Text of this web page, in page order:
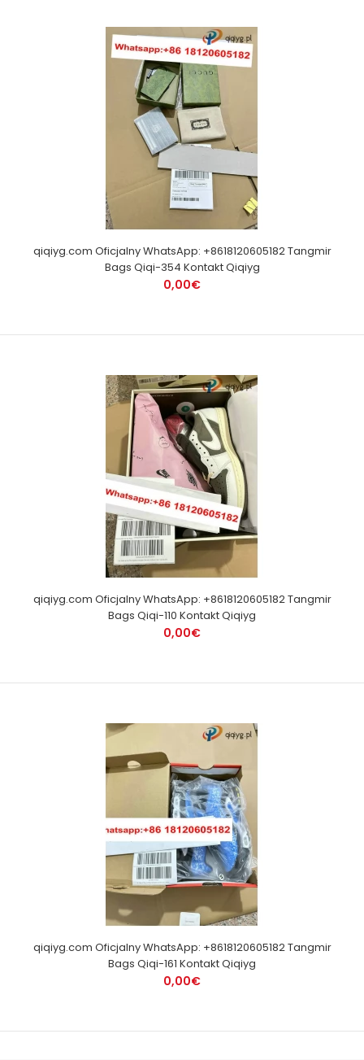
qiqiyg.com Oficjalny WhatsApp: +8618120605182 Tangmir
Bags Qiqi-354 Kontakt Qiqiyg
0,00€
qiqiyg.com Oficjalny WhatsApp: +8618120605182 Tangmir
Bags Qiqi-110 Kontakt Qiqiyg
0,00€
qiqiyg.com Oficjalny WhatsApp: +8618120605182 Tangmir
Bags Qiqi-161 Kontakt Qiqiyg
0,00€